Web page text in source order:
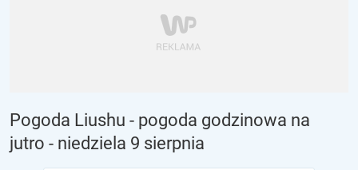
Pogoda Liushu - pogoda godzinowa na
jutro - niedziela 9 sierpnia